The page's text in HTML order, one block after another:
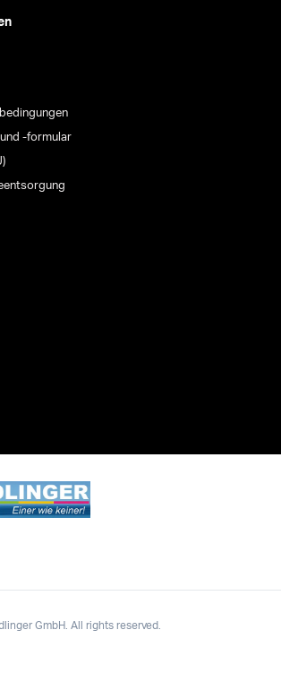
-formular
GmbH. All rights reserved.